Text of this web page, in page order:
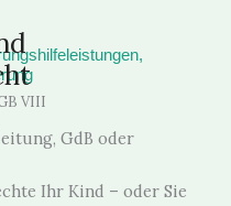
VIII
GdB oder
Ihr Kind – oder Sie